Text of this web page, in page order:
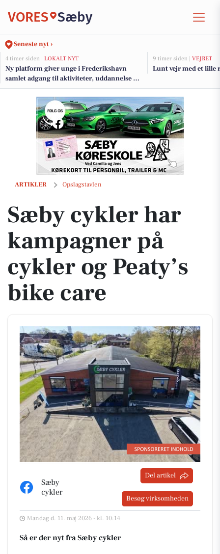
VORES Sæby
Seneste nyt ›
4 timer siden | LOKALT NYT
Ny platform giver unge i Frederikshavn
samlet adgang til aktiviteter, uddannelse og
jobs
9 timer siden | VEJRET
Lunt vejr med et lille
ARTIKLER Opslagstavlen
Sæby cykler har kampagner på cykler og Peaty’s bike care
Sæby cykler har
kampagner på
cykler og Peaty’s
bike care
Sæby
cykler
Del artikel
Besøg virksomheden
Mandag d. 11. maj 2026 - kl. 10:14
Så er der nyt fra Sæby cykler